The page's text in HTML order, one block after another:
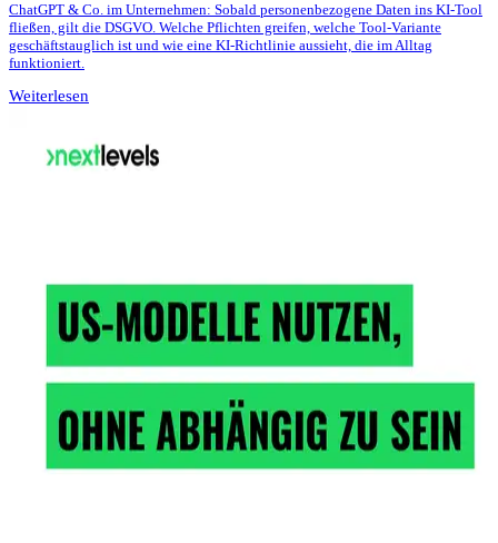
ChatGPT & Co. im Unternehmen: Sobald personenbezogene Daten ins KI-Tool
fließen, gilt die DSGVO. Welche Pflichten greifen, welche Tool-Variante
geschäftstauglich ist und wie eine KI-Richtlinie aussieht, die im Alltag
funktioniert.
Weiterlesen